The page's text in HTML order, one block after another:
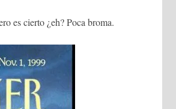
es cierto ¿eh? Poca broma.